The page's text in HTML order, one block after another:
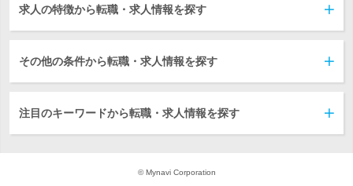
求人の特徴から転職・求人情報を探す
その他の条件から転職・求人情報を探す
注目のキーワードから転職・求人情報を探す
© Mynavi Corporation